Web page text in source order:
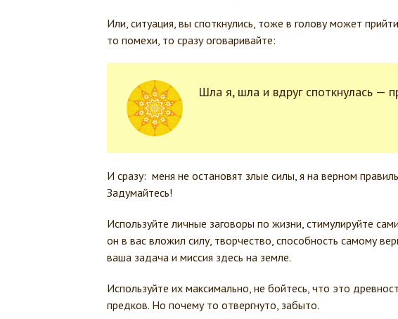
Или, ситуация, вы споткнулись, тоже в голову может
то помехи, то сразу оговаривайте:
Шла я, шла и вдруг споткнулась —
И сразу: меня не остановят злые силы, я на верном
Задумайтесь!
Используйте личные заговоры по жизни, стимулируйте
он в вас вложил силу, творчество, способность самому
ваша задача и миссия здесь на земле.
Используйте их максимально, не бойтесь, что это
предков. Но почему то отвергнуто, забыто.